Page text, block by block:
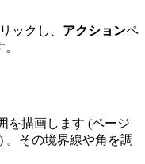
ックし、 アクションペ
を描画します (ページ
。その境界線や角を調